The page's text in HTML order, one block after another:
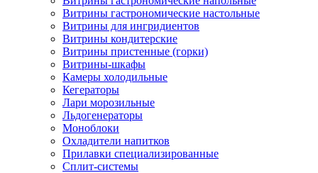
Витрины гастрономические настольные
Витрины для ингридиентов
Витрины кондитерские
Витрины пристенные (горки)
Витрины-шкафы
Камеры холодильные
Кегераторы
Лари морозильные
Льдогенераторы
Моноблоки
Охладители напитков
Прилавки специализированные
Сплит-системы